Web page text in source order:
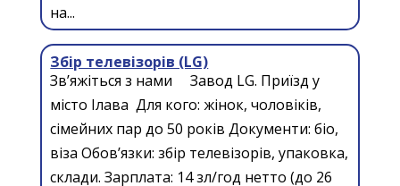
на...
Збір телевізорів (LG)
Зв’яжіться з нами Завод LG. Приїзд у
місто Ілава Для кого: жінок, чоловіків,
сімейних пар до 50 років Документи: біо,
віза Обов’язки: збір телевізорів, упаковка,
склади. Зарплата: 14 зл/год нетто (до 26